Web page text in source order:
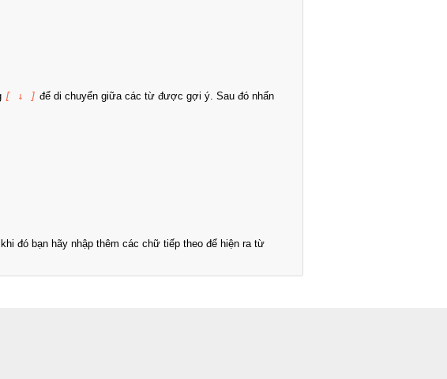
[ ↓ ] để di chuyển giữa các từ được gợi ý. Sau đó nhấn
đó bạn hãy nhập thêm các chữ tiếp theo để hiện ra từ